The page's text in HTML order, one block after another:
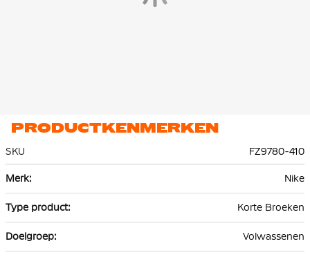
PRODUCTKENMERKEN
SKU
FZ9780-410
informatie
Nike
Korte Broeken
Volwassenen